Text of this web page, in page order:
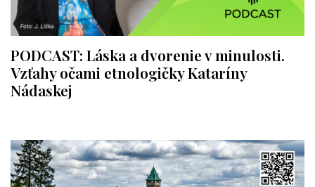
PODCAST: Láska a dvorenie v minulosti.
Vzťahy očami etnologičky Kataríny
Nádaskej